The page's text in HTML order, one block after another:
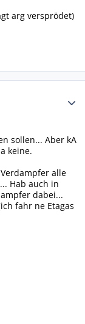
arg versprödet)
sollen... Aber kA
keine.
alle
Hab auch in
dabei...
fahr ne Etagas